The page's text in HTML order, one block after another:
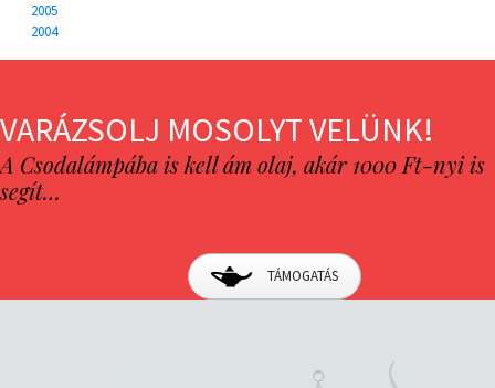
2005
2004
VARÁZSOLJ MOSOLYT VELÜNK!
A Csodalámpába is kell ám olaj, akár 1000 Ft-nyi is
segít…
TÁMOGATÁS